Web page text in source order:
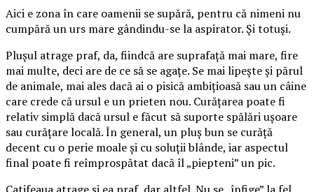
Aici e zona în care oamenii se supără, pentru că nimeni nu
cumpără un urs mare gândindu-se la aspirator. Și totuși.
Plușul atrage praf, da, fiindcă are suprafață mai mare, fire
mai multe, deci are de ce să se agațe. Se mai lipește și părul
de animale, mai ales dacă ai o pisică ambițioasă sau un câine
care crede că ursul e un prieten nou. Curățarea poate fi
relativ simplă dacă ursul e făcut să suporte spălări ușoare
sau curățare locală. În general, un pluș bun se curăță
decent cu o perie moale și cu soluții blânde, iar aspectul
final poate fi reîmprospătat dacă îl „piepteni” un pic.